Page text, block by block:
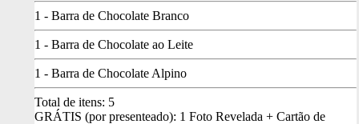
1 - Barra de Chocolate Branco
1 - Barra de Chocolate ao Leite
1 - Barra de Chocolate Alpino
Total de itens: 5
GRÁTIS (por presenteado): 1 Foto Revelada + Cartão de